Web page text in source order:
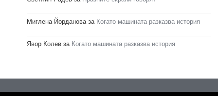
Миглена Йорданова за Когато машината разказва история
Явор Колев за Когато машината разказва история